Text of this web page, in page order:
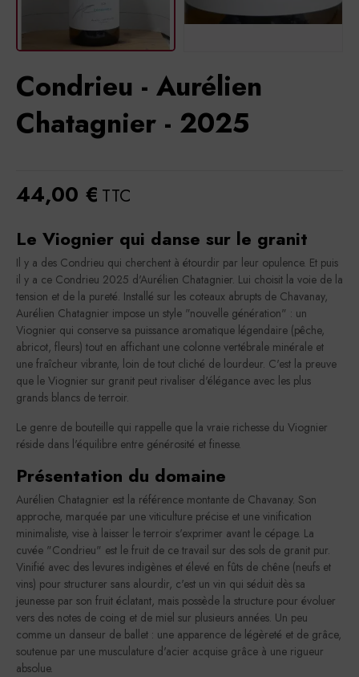
Condrieu - Aurélien
Chatagnier - 2025
44,00 € TTC
Le Viognier qui danse sur le granit
Il y a des Condrieu qui cherchent à étourdir par leur opulence. Et puis
il y a ce Condrieu 2025 d'Aurélien Chatagnier. Lui choisit la voie de la
tension et de la pureté. Installé sur les coteaux abrupts de Chavanay,
Aurélien Chatagnier impose un style "nouvelle génération" : un
Viognier qui conserve sa puissance aromatique légendaire (pêche,
abricot, fleurs) tout en affichant une colonne vertébrale minérale et
une fraîcheur vibrante, loin de tout cliché de lourdeur. C'est la preuve
que le Viognier sur granit peut rivaliser d'élégance avec les plus
grands blancs de terroir.
Le genre de bouteille qui rappelle que la vraie richesse du Viognier
réside dans l'équilibre entre générosité et finesse.
Présentation du domaine
Aurélien Chatagnier est la référence montante de Chavanay. Son
approche, marquée par une viticulture précise et une vinification
minimaliste, vise à laisser le terroir s'exprimer avant le cépage. La
cuvée "Condrieu" est le fruit de ce travail sur des sols de granit pur.
Vinifié avec des levures indigènes et élevé en fûts de chêne (neufs et
vins) pour structurer sans alourdir, c'est un vin qui séduit dès sa
jeunesse par son fruit éclatant, mais possède la structure pour évoluer
vers des notes de coing et de miel sur plusieurs années. Un peu
comme un danseur de ballet : une apparence de légèreté et de grâce,
soutenue par une musculature d'acier acquise grâce à une rigueur
absolue.